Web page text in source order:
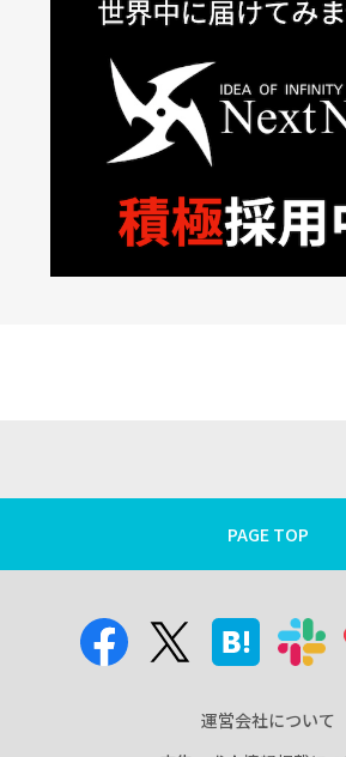
PAGE TOP
運営会社について